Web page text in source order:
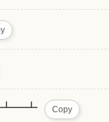
┻━┻ Copy